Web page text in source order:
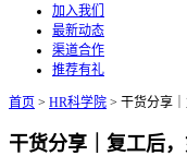
加入我们
最新动态
渠道合作
推荐有礼
首页 > HR科学院 > 干货分享
干货分享｜复工后